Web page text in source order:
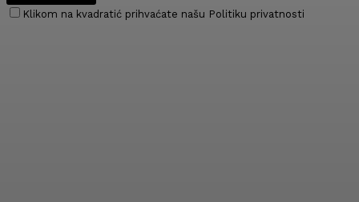
Klikom na kvadratić prihvaćate našu Politiku privatnosti